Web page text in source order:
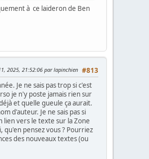
à ce laideron de Ben
#813
2025, 21:52:06 par lapinchien
Je ne sais pas trop si c'est
je n'y poste jamais rien sur
et quelle gueule ça aurait.
d'auteur. Je ne sais pas si
lien vers le texte sur la Zone
qu'en pensez vous ? Pourriez
des nouveaux textes (ou